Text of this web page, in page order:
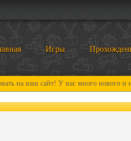
Игры
сайт! У нас много нового и